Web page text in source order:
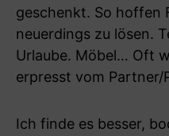
geschenkt. So hoffen
neuerdings zu lösen.
Urlaube. Möbel… Oft
erpresst vom Partner/
Ich finde es besser,